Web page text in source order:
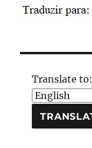
Translate to: